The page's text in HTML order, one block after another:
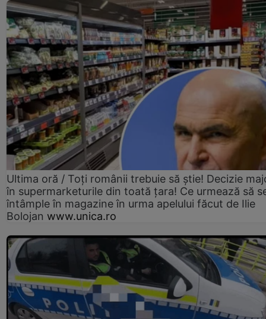
Ultima oră / Toți românii trebuie să știe! Decizie
în supermarketurile din toată țara! Ce urmează să
întâmple în magazine în urma apelului făcut de Ilie
Bolojan www.unica.ro